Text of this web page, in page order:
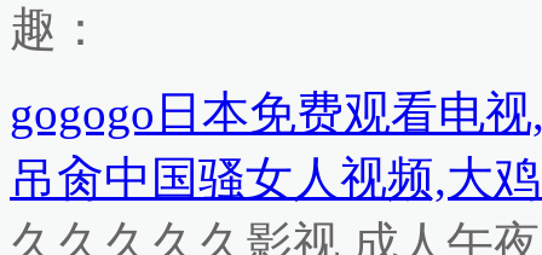
趣：
gogogo日本免费观看电
吊肏中国骚女人视频,大